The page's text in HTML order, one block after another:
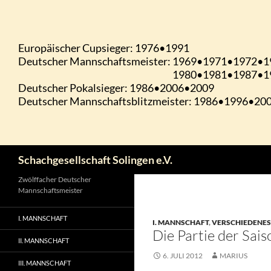
Schachgesellschaft Solingen e.V.
I. MANNSCHAFT,VERSCHIEDENES
Die Partie der
6. JULI 2012 MARIUS
Zwölffacher Deutscher
Mannschaftsmeister
I. MANNSCHAFT
II. MANNSCHAFT
III. MANNSCHAFT